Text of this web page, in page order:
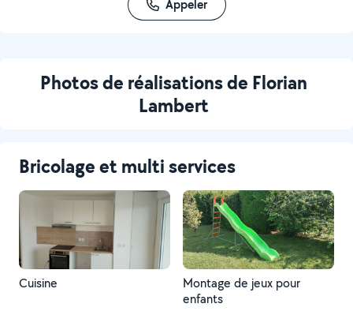
Appeler
Photos de réalisations de Florian
Lambert
Bricolage et multi services
Cuisine
Montage de jeux pour
enfants